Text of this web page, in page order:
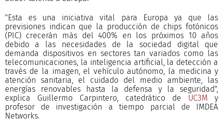
"Esta es una iniciativa vital para Europa ya que las
previsiones indican que la producción de chips fotónicos
(PIC) crecerán más del 400% en los próximos 10 años
debido a las necesidades de la sociedad digital que
demanda dispositivos en sectores tan variados como las
telecomunicaciones, la inteligencia artificial, la detección a
través de la imagen, el vehículo autónomo, la medicina y
atención sanitaria, el cuidado del medio ambiente, las
energías renovables hasta la defensa y la seguridad",
explica Guillermo Carpintero, catedrático de UC3M y
profesor de investigación a tiempo parcial de IMDEA
Networks.